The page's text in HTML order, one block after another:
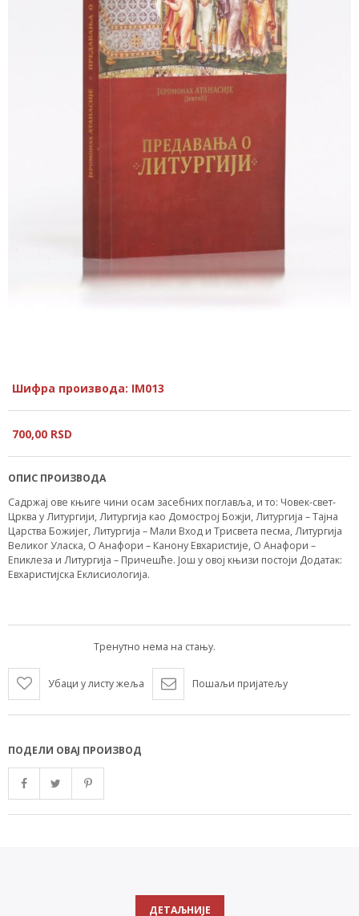
Шифра производа: IM013
700,00 RSD
ОПИС ПРОИЗВОДА
Садржај ове књиге чини осам засебних поглавља, и то: Човек-свет-
Црква у Литургији, Литургија као Домострој Божји, Литургија – Тајна
Царства Божијег, Литургија – Мали Вход и Трисвета песма, Литургија
Великог Уласка, О Анафори – Канону Евхаристије, О Анафори –
Епиклеза и Литургија – Причешће. Још у овој књизи постоји Додатак:
Евхаристијска Еклисиологија.
Тренутно нема на стању.
Убаци у листу жеља Пошаљи пријатељу
ПОДЕЛИ ОВАЈ ПРОИЗВОД
ДЕТАЉНИЈЕ